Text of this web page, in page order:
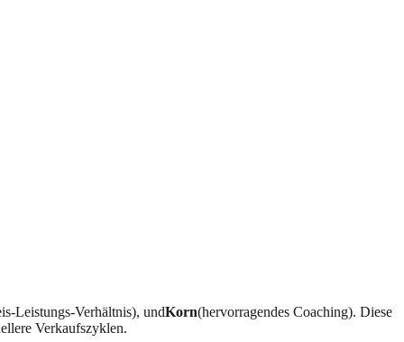
Leistungs-Verhältnis), undKorn(hervorragendes Coaching). Diese
Verkaufszyklen.